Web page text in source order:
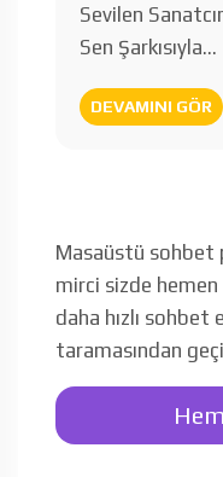
Sevilen
Sen Şarkısıyla…
DEVAMINI GÖR
Masaüstü sohbet
mirci sizde hemen
daha hızlı sohbet
taramasından